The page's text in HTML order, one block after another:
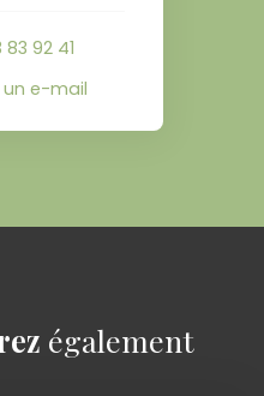
83 92 41
un e-mail
également